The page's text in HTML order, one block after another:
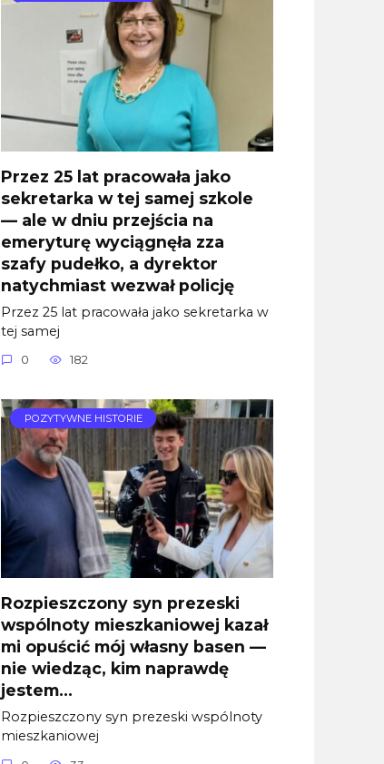
Przez 25 lat pracowała jako
sekretarka w tej samej szkole
— ale w dniu przejścia na
emeryturę wyciągnęła zza
szafy pudełko, a dyrektor
natychmiast wezwał policję
Przez 25 lat pracowała jako sekretarka w
tej samej
0 182
POZYTYWNE HISTORIE
Rozpieszczony syn prezeski
wspólnoty mieszkaniowej kazał
mi opuścić mój własny basen —
nie wiedząc, kim naprawdę
jestem…
Rozpieszczony syn prezeski wspólnoty
mieszkaniowej